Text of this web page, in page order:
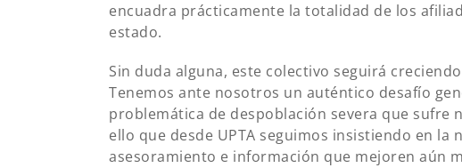
encuadra prácticamente la totalidad de los
estado.
Sin duda alguna, este colectivo seguirá
Tenemos ante nosotros un auténtico desafío
problemática de despoblación severa que sufre
ello que desde UPTA seguimos insistiendo en
asesoramiento e información que mejoren aún